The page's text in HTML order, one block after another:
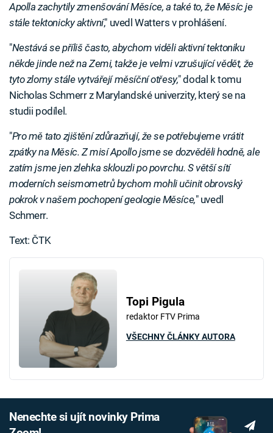
Apolla zachytily zmenšování Měsíce, a také to, že Měsíc je
stále tektonicky aktivní," uvedl Watters v prohlášení.
"Nestává se příliš často, abychom viděli aktivní tektoniku
někde jinde než na Zemi, takže je velmi vzrušující vědět, že
tyto zlomy stále vytvářejí měsíční otřesy," dodal k tomu
Nicholas Schmerr z Marylandské univerzity, který se na
studii podílel.
"Pro mě tato zjištění zdůrazňují, že se potřebujeme vrátit
zpátky na Měsíc. Z misí Apollo jsme se dozvěděli hodně, ale
zatím jsme jen zlehka sklouzli po povrchu. S větší sítí
moderních seismometrů bychom mohli učinit obrovský
pokrok v našem pochopení geologie Měsíce," uvedl
Schmerr.
Text: ČTK
Topi Pigula
redaktor FTV Prima
VŠECHNY ČLÁNKY AUTORA
Nenechte si ujít novinky Prima